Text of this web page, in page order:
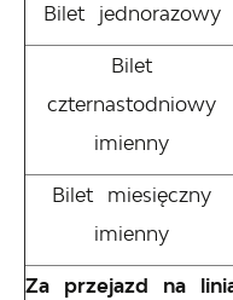
Bilet jednorazowy
Bilet
czternastodniowy
imienny
Bilet miesięczny
imienny
Za przejazd na